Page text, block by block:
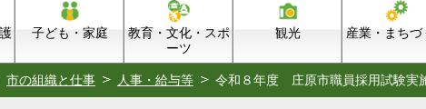
子ども・家庭
教育・文化・スポ
ーツ
観光 産業・まちづ
市の組織と仕事 人事・給与等 令和８年度 庄原市職員採用試験実